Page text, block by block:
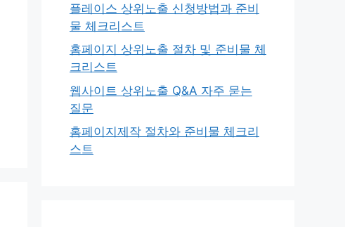
플레이스 상위노출 신청방법과 준비
물 체크리스트
홈페이지 상위노출 절차 및 준비물 체
크리스트
웹사이트 상위노출 Q&A 자주 묻는
질문
홈페이지제작 절차와 준비물 체크리
스트